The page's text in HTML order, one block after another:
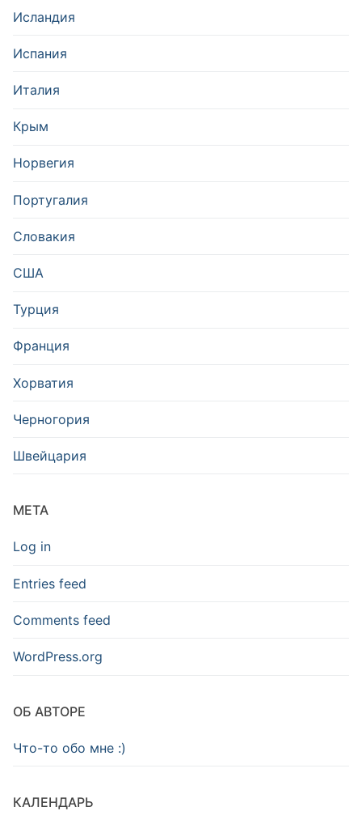
Исландия
Испания
Италия
Крым
Норвегия
Португалия
Словакия
США
Турция
Франция
Хорватия
Черногория
Швейцария
META
Log in
Entries feed
Comments feed
WordPress.org
ОБ АВТОРЕ
Что-то обо мне :)
КАЛЕНДАРЬ